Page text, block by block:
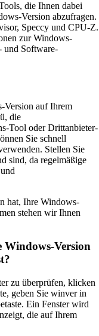
die Ihnen dabei
Version abzufragen.
Speccy und CPU-Z.
zur Windows-
und Software-
Version auf Ihrem
die
Tool oder Drittanbieter-
Sie schnell
Stellen Sie
sind, da regelmäßige
hat, Ihre Windows-
stehen wir Ihnen
Windows-Version
zu überprüfen, klicken
geben Sie winver in
Ein Fenster wird
die auf Ihrem